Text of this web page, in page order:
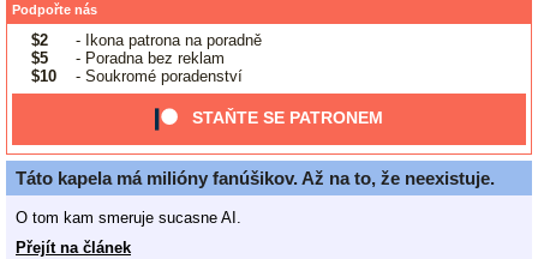
Podpořte nás
$2
- Ikona patrona na poradně
$5
- Poradna bez reklam
$10
- Soukromé poradenství
STAŇTE SE PATRONEM
Táto kapela má milióny fanúšikov. Až na to, že neexistuje.
O tom kam smeruje sucasne AI.
Přejít na článek